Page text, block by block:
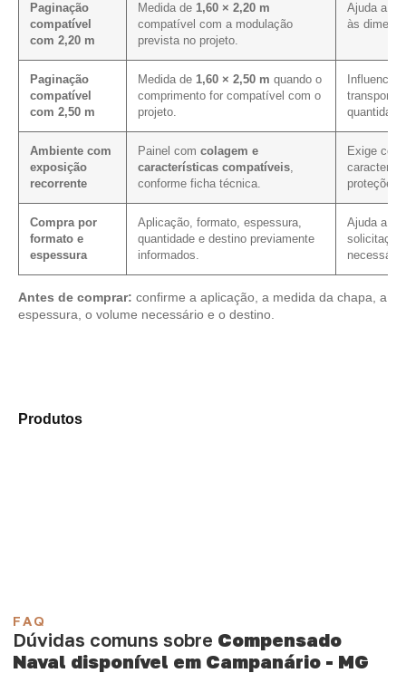
Paginação
compatível
com 2,20 m
Medida de 1,60 × 2,20 m
compatível com a modulação
prevista no projeto.
Ajuda a
às
Paginação
compatível
com 2,50 m
Medida de 1,60 × 2,50 m quando o
comprimento for compatível com o
projeto.
Influencia
Ambiente com
exposição
recorrente
Painel com colagem e
características compatíveis
conforme ficha técnica.
Exige
proteções
Compra por
formato e
espessura
Aplicação, formato, espessura,
quantidade e destino previamente
informados.
Ajuda a
Antes de comprar: confirme a aplicação, a medida da chapa, a
espessura, o volume necessário e o destino.
Produtose selecione o tipo de chapa mais compatível
FAQ
Dúvidas comuns sobre Compensado
Naval disponível em Campanário - MG